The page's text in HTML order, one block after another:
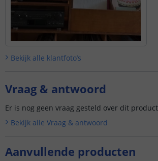
Aanvullende producten
Bekijk alle klantfoto’s
Vraag & antwoord
Er is nog geen vraag gesteld over dit
Bekijk alle Vraag & antwoord